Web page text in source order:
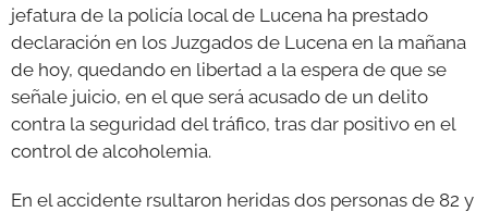
jefatura de la policía local de Lucena ha prestado
declaración en los Juzgados de Lucena en la mañana
de hoy, quedando en libertad a la espera de que se
señale juicio, en el que será acusado de un delito
contra la seguridad del tráfico, tras dar positivo en el
control de alcoholemia.
En el accidente rsultaron heridas dos personas de 82 y